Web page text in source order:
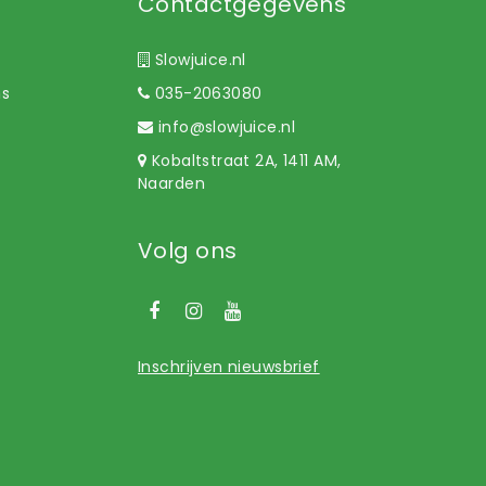
Slowjuice.nl
035-2063080
info@slowjuice.nl
Kobaltstraat 2A, 1411 AM,
Naarden
Volg ons
Inschrijven nieuwsbrief